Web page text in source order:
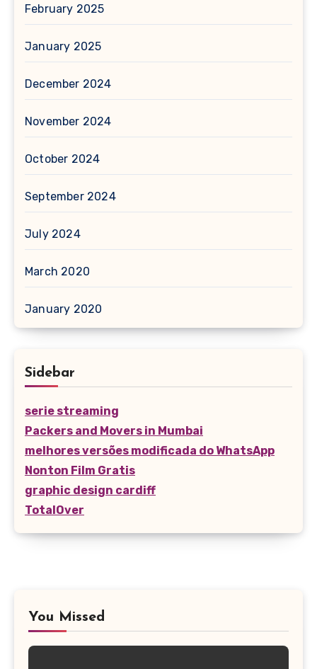
February 2025
January 2025
December 2024
November 2024
October 2024
September 2024
July 2024
March 2020
January 2020
Sidebar
serie streaming
Packers and Movers in Mumbai
melhores versões modificada do WhatsApp
Nonton Film Gratis
graphic design cardiff
TotalOver
You Missed